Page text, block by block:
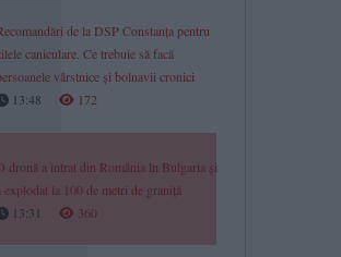
de la DSP Constanța pentru
caniculare. Ce trebuie să facă
vârstnice și bolnavii cronici
13:48
172
dronă a intrat din România în Bulgaria și
explodat la 100 de metri de graniță
13:31
360